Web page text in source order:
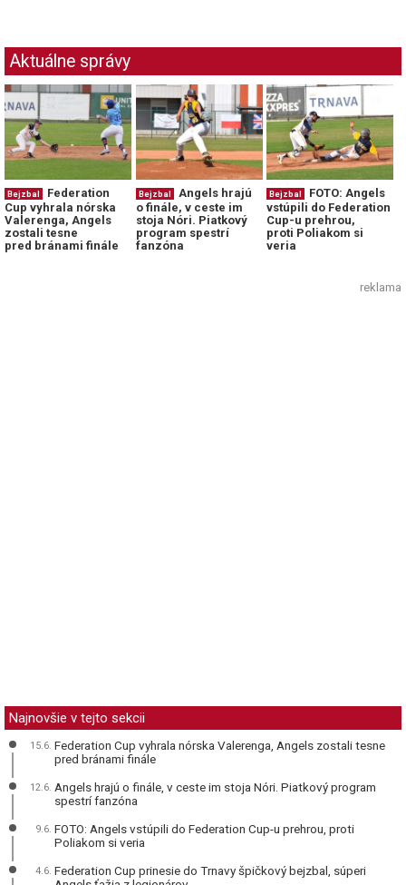
Aktuálne správy
Bejzbal
Federation
Cup vyhrala nórska
Valerenga, Angels
zostali tesne
pred bránami finále
Bejzbal
Angels hrajú
o finále, v ceste im
stoja Nóri. Piatkový
program spestrí
fanzóna
Bejzbal
FOTO: Angels
vstúpili do Federation
Cup-u prehrou,
proti Poliakom si
veria
reklama
Najnovšie v tejto sekcii
15.6. Federation Cup vyhrala nórska Valerenga, Angels zostali tesne
pred bránami finále
12.6. Angels hrajú o finále, v ceste im stoja Nóri. Piatkový program
spestrí fanzóna
9.6. FOTO: Angels vstúpili do Federation Cup-u prehrou, proti
Poliakom si veria
4.6. Federation Cup prinesie do Trnavy špičkový bejzbal, súperi